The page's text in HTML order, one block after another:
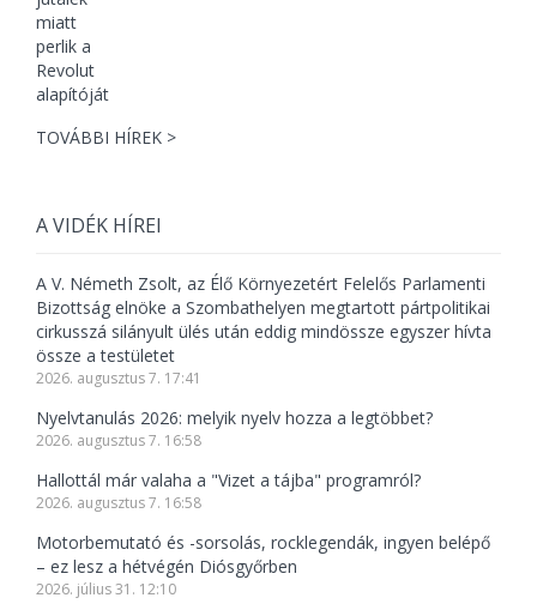
TOVÁBBI HÍREK >
A VIDÉK HÍREI
A V. Németh Zsolt, az Élő Környezetért Felelős Parlamenti
Bizottság elnöke a Szombathelyen megtartott pártpolitikai
cirkusszá silányult ülés után eddig mindössze egyszer hívta
össze a testületet
2026. augusztus 7. 17:41
Nyelvtanulás 2026: melyik nyelv hozza a legtöbbet?
2026. augusztus 7. 16:58
Hallottál már valaha a "Vizet a tájba" programról?
2026. augusztus 7. 16:58
Motorbemutató és -sorsolás, rocklegendák, ingyen belépő
– ez lesz a hétvégén Diósgyőrben
2026. július 31. 12:10